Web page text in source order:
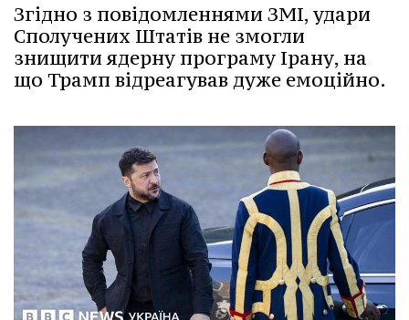
Згідно з повідомленнями ЗМІ, удари
Сполучених Штатів не змогли
знищити ядерну програму Ірану, на
що Трамп відреагував дуже емоційно.